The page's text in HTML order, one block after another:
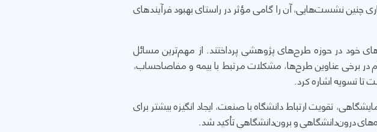
چنین نشست‌هایی، آن را گامی مؤثر در راستای بهبود فرآیندهای
خود در حوزه طرح‌های پژوهشی پرداختند. از مهم‌ترین مسائل
در برخی عناوین طرح‌ها، مشکلات مرتبط با بیمه و مفاصاحساب،
تا تسویه اشاره کرد.
تقویت ارتباط دانشگاه با صنعت، ایجاد انگیزه بیشتر برای
درون‌دانشگاهی و برون‌دانشگاهی تأکید شد.